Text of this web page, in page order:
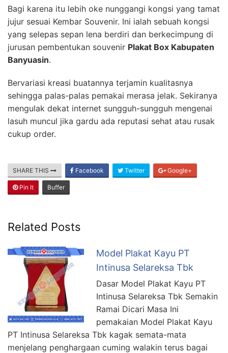
Bagi karena itu lebih oke nunggangi kongsi yang tamat
jujur sesuai Kembar Souvenir. Ini ialah sebuah kongsi
yang selepas sepan lena berdiri dan berkecimpung di
jurusan pembentukan souvenir Plakat Box Kabupaten
Banyuasin.
Bervariasi kreasi buatannya terjamin kualitasnya
sehingga palas-palas pemakai merasa jelak. Sekiranya
mengulak dekat internet sungguh-sungguh mengenai
lasuh muncul jika gardu ada reputasi sehat atau rusak
cukup order.
SHARE THIS Facebook Twitter Google+
Pin It Buffer
Related Posts
Model Plakat Kayu PT
Intinusa Selareksa Tbk
Dasar Model Plakat Kayu PT
Intinusa Selareksa Tbk Semakin
Ramai Dicari Masa Ini
pemakaian Model Plakat Kayu
PT Intinusa Selareksa Tbk kagak semata-mata
menjelang penghargaan cuming walakin terus bagai